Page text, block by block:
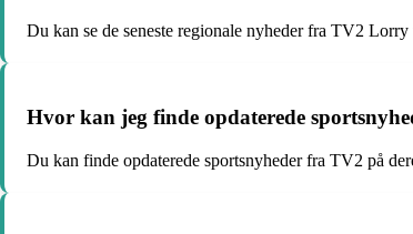
Du kan se de seneste regionale nyheder fra TV2
Hvor kan jeg finde opdaterede
Du kan finde opdaterede sportsnyheder fra TV2 på